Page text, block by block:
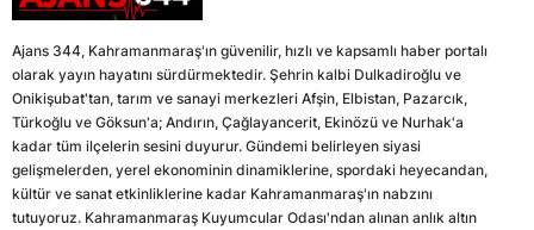
Ajans 344, Kahramanmaraş'ın güvenilir, hızlı ve kapsamlı haber portalı
olarak yayın hayatını sürdürmektedir. Şehrin kalbi Dulkadiroğlu ve
Onikişubat'tan, tarım ve sanayi merkezleri Afşin, Elbistan, Pazarcık,
Türkoğlu ve Göksun'a; Andırın, Çağlayancerit, Ekinözü ve Nurhak'a
kadar tüm ilçelerin sesini duyurur. Gündemi belirleyen siyasi
gelişmelerden, yerel ekonominin dinamiklerine, spordaki heyecandan,
kültür ve sanat etkinliklerine kadar Kahramanmaraş'ın nabzını
tutuyoruz. Kahramanmaraş Kuyumcular Odası'ndan alınan anlık altın